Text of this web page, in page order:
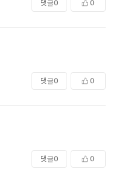
댓글0 0
댓글0 0
댓글0 0